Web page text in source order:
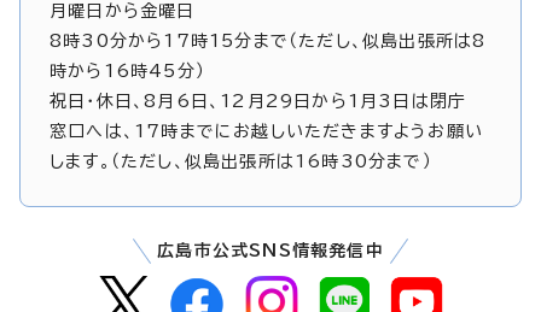
月曜日から金曜日
8時30分から17時15分まで（ただし、似島出張所は8
時から16時45分）
祝日・休日、8月6日、12月29日から1月3日は閉庁
窓口へは、17時までにお越しいただきますようお願い
します。（ただし、似島出張所は16時30分まで）
広島市公式SNS情報発信中